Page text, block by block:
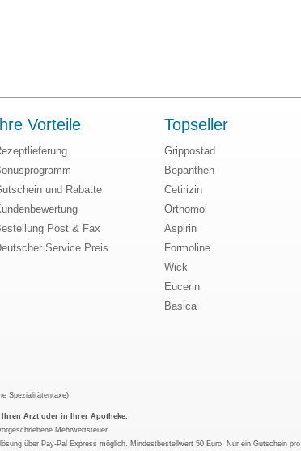
Vorteile
und Rabatte
Post & Fax
Service Preis
Topseller
Grippostad
Bepanthen
Cetirizin
Orthomol
Aspirin
Formoline
Wick
Eucerin
Basica
Spezialitätentaxe)
Arzt oder in Ihrer Apotheke.
Mehrwertsteuer.
über Pay-Pal Express möglich. Mindestbestellwert 50 Euro. Nur ein Gutschein pro